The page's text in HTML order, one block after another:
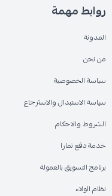
روابط مهمة
المدونة
من نحن
سياسة الخصوصية
سياسة الاستبدال والاسترجاع
الشروط والاحكام
خدمة دفع تمارا
برنامج التسويق بالعمولة
نظام الولاء